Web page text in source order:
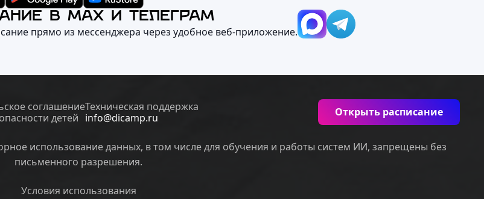
В MAX И ТЕЛЕГРАМ
прямо из мессенджера через удобное веб‑приложение.
соглашение
детей
Техническая поддержка
info@dicamp.ru
Открыть расписание
использование данных, в том числе для обучения и работы систем ИИ, запрещены без
письменного разрешения.
Условия использования